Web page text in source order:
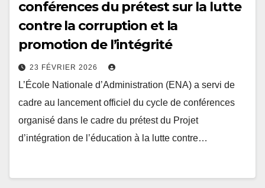
contre la corruption et la
promotion de l’intégrité
L’École Nationale d’Administration (ENA) a servi de
cadre au lancement officiel du cycle de conférences
organisé dans le cadre du prétest du Projet
d’intégration de l’éducation à la lutte contre…